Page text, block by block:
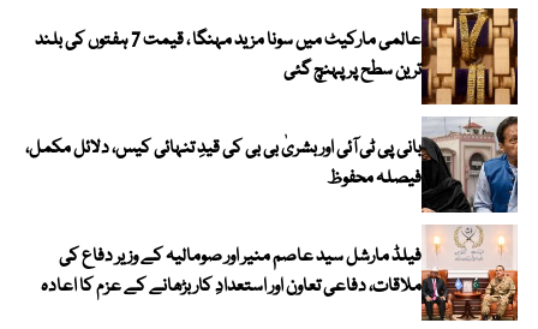
عالمی مارکیٹ میں سونا مزید مہنگا ، قیمت 7 ہفتوں کی بلند
ترین سطح پر پہنچ گئی
بانی پی ٹی آئی اور بشریٰ بی بی کی قیدِ تنہائی کیس، دلائل مکمل،
فیصلہ محفوظ
فیلڈ مارشل سید عاصم منیر اور صومالیہ کے وزیر دفاع کی
ملاقات، دفاعی تعاون اور استعدادِ کار بڑھانے کے عزم کا اعادہ